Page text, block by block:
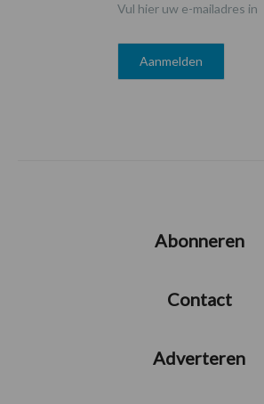
Vul hier uw e-mailadres in
Abonneren
Contact
Adverteren